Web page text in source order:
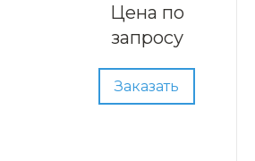
Цена по
запросу
Заказать